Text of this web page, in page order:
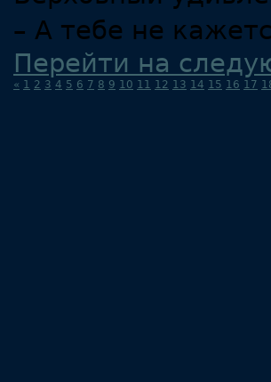
– А тебе не
Перейти на
« 1 2 3 4 5 6 7 8 9 10 11 12 13 14 15 16 17